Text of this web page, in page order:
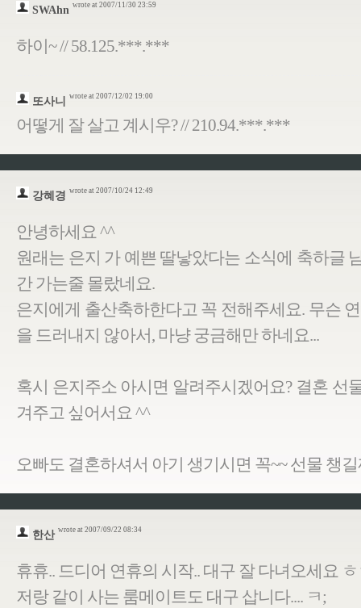
SWAhn wrote at 2007/11/30 23:59
하이~ // 58.125.***.***
또사니 wrote at 2007/12/02 19:00
어떻게 잘 살고 계시우? // 210.94.***.***
강혜경 wrote at 2007/10/24 12:49
안녕하세요 ^^
원래는 은지 가 예쁜 딸낳았다는 소식에 축하글
간 가는줄 몰랐네요.
은지에게 출산축하한다고 꼭 전해주세요. 무슨
을 드러내지 않아서, 마냥 궁금해만 하네요...
혹시 은지주소 아시면 알려주시겠어요? 결혼 선
겨주고 싶어서요 ^^
오빠도 결혼하셔서 아기 생기시면 꼭~~ 선물 챙
한산 wrote at 2007/09/22 08:34
휴휴.. 드디어 연휴의 시작.. 대구 잘 다녀오세요
저랑 같이 사는 룸메이트도 대구 삽니다.... ㅋ;